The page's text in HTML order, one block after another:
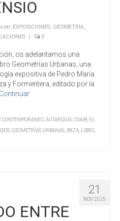
en: EXPOSICIONES, GEOMETRÍA,
| 0
os adelantamos una
Geometrías Urbanas, una
expositiva de Pedro María
y Formentera, editado por la
Continuar
CONTEMPORÁNEO AUTARQUÍA COAIB EL
GEOMETRÍAS URBANAS IBIZA LIBRO
21
NOV 2025
ENTRE